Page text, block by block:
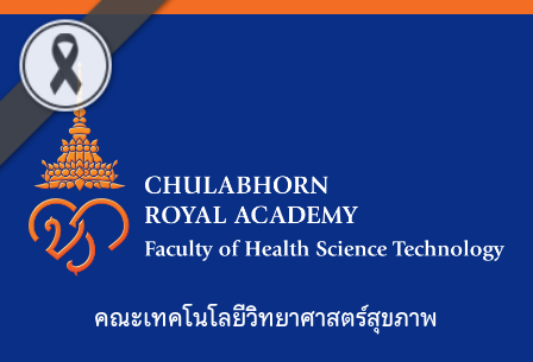
คณะเทคโนโลยีวิทยาศาสตร์สุขภาพ